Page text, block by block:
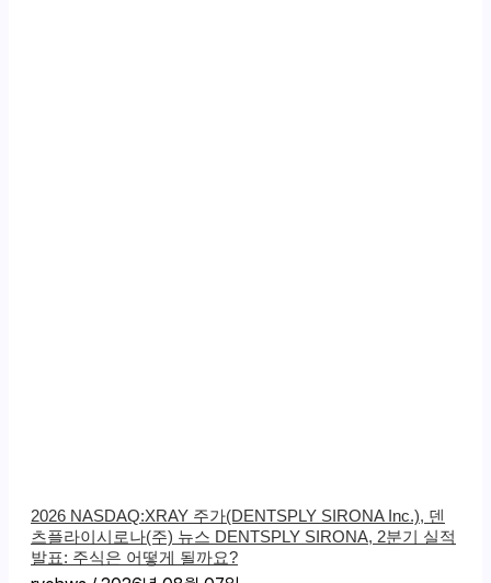
2026 NASDAQ:XRAY 주가(DENTSPLY SIRONA Inc.), 덴
츠플라이시로나(주) 뉴스 DENTSPLY SIRONA, 2분기 실적
발표: 주식은 어떻게 될까요?